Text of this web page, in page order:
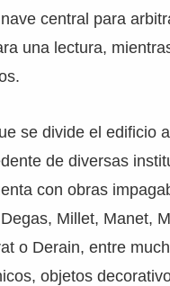
central para
una lectura,
se divide el edificio
de diversas
con obras
Millet, Manet,
o Derain, entre
objetos